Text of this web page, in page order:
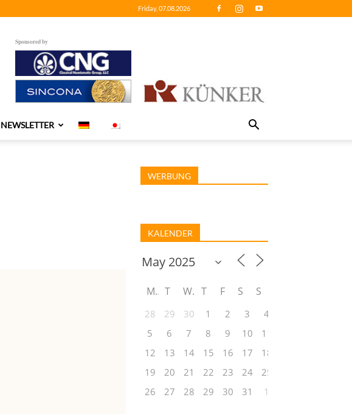
Friday, 07.08.2026
Sponsored by
NEWSLETTER
WERBUNG
KALENDER
M T W T F S S
28 29 30 1 2 3
4
5
6 7 8 9 10
11
12
13 14 15 16 17
18
19
20 21 22 23 24
25
26
27 28 29 30 31 1